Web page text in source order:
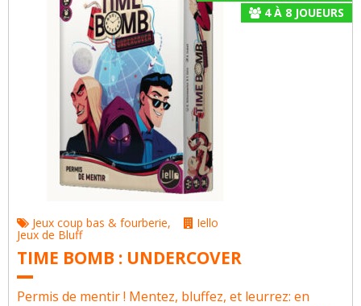
4À 8JOUEURS
Jeux coup bas & fourberie,
Jeux de Bluff
Iello
TIME BOMB : UNDERCOVER
Permis de mentir ! Mentez, bluffez, et leurrez: en